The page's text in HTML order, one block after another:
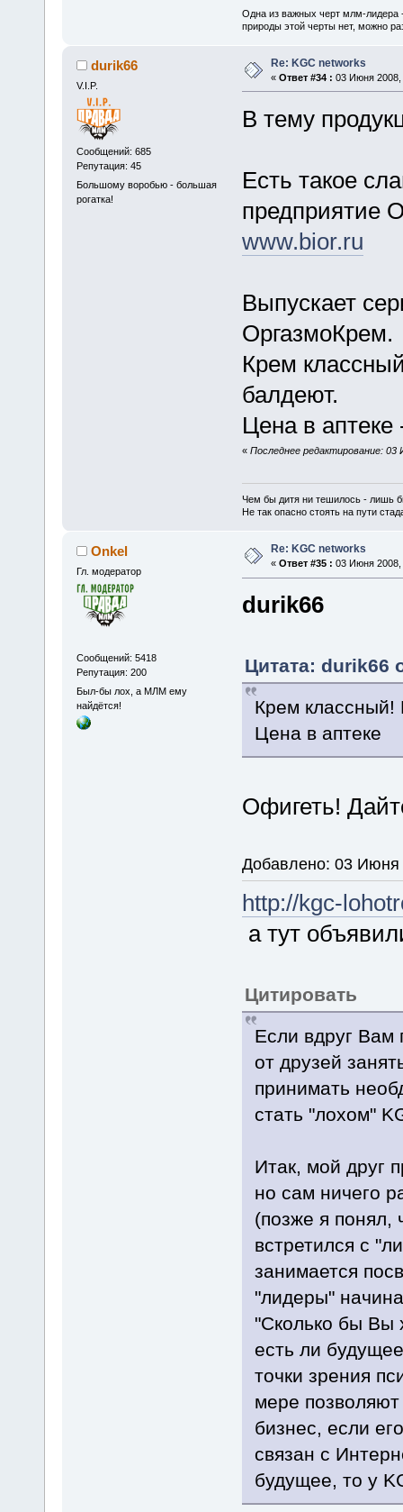
Одна из важных черт млм-лидера
природы этой черты нет, можно
durik66
V.I.P.
Сообщений: 685
Репутация: 45
Большому воробью - большая
рогатка!
Re: KGC networks
« Ответ #34 : 03 Июня 2008,
В тему
Есть такое
предприятие
www.bior.ru
Выпускает
ОргазмоКрем.
Крем
балдеют.
Цена в аптеке
« Последнее редактирование:
Чем бы дитя ни тешилось - лишь
Не так опасно стоять на пути
Onkel
Гл. модератор
Сообщений: 5418
Репутация: 200
Был-бы лох, а МЛМ ему
найдётся!
Re: KGC networks
« Ответ #35 : 03 Июня 2008,
durik66
Цитата: durik66
Крем классный!
Цена в аптеке
Офигеть!
Добавлено: 03 Июня
http://kgc-
а тут
Цитировать
Если вдруг Вам
от друзей
принимать
стать "лохом"
Итак, мой друг
но сам ничего
(позже я понял,
встретился с
занимается
"лидеры"
"Сколько бы Вы
есть ли
точки зрения
мере
бизнес, если
связан с
будущее, то у